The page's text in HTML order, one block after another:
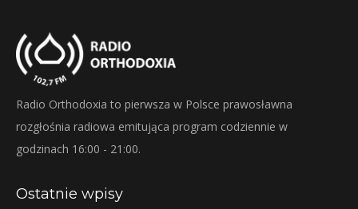
Radio Orthodoxia to pierwsza w Polsce prawosławna
rozgłośnia radiowa emitująca program codziennie w
godzinach 16:00 - 21:00.
Ostatnie wpisy